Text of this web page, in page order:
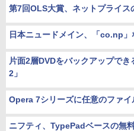
第7回OLS大賞、ネットプライス
日本ニュードメイン、「co.np
片面2層DVDをバックアップで
2」
Opera 7シリーズに任意のファ
ニフティ、TypePadベースの無